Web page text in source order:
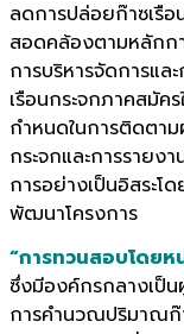
ลดการปล่อยก๊าซเ
สอดคล้องตามหลักก
การบริหารจัดการแ
เรือนกระจกภาคสมั
กำหนดในการติดตา
กระจกและการราย
การอย่างเป็นอิสระ
พัฒนาโครงการ
“การทวนสอบโดย
ซึ่งมีองค์กรกลางเป็
การคำนวณปริมาณก๊